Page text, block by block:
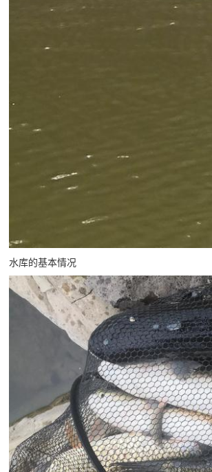
水库的基本情况